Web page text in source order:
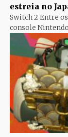
estreia no
Switch 2 Entre
console